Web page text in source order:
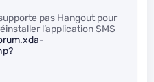
pas Hangout pour
l’application SMS